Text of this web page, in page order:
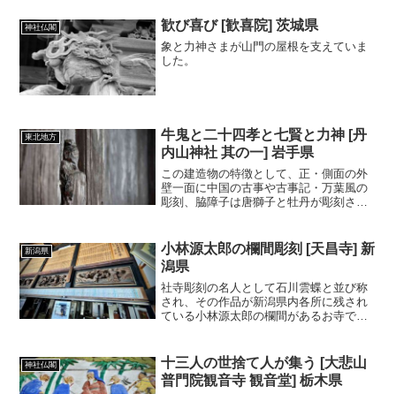
神社仏閣 歓び喜び [歓喜院] 茨城県
象と力神さまが山門の屋根を支えていま
した。
東北地方
牛鬼と二十四孝と七賢と力神 [丹
内山神社 其の一] 岩手県
この建造物の特徴として、正・側面の外
壁一面に中国の古事や古事記・万葉風の
彫刻、脇障子は唐獅子と牡丹が彫刻され
定有形文化財（建造物）となっている。
（現地案内板より抜粋）
新潟県
小林源太郎の欄間彫刻 [天昌寺] 新
潟県
社寺彫刻の名人として石川雲蝶と並び称
され、その作品が新潟県内各所に残され
ている小林源太郎の欄間があるお寺で
神社仏閣
十三人の世捨て人が集う [大悲山
普門院観音寺 観音堂] 栃木県